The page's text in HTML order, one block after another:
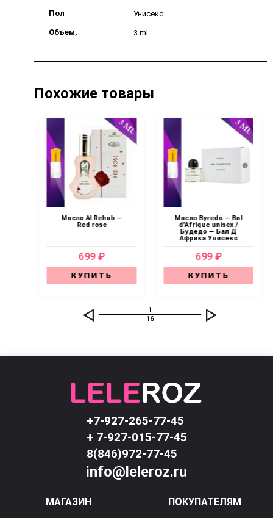
Пол
Унисекс
Объем,
3 ml
Похожие товары
Масло Al Rehab —
Red rose
699 ₽
КУПИТЬ
Масло Byredo — Bal
d’Afrique unisex /
Будедо — Бал Д
Африка Унисекс
699 ₽
КУПИТЬ
1
16
+7-927-265-77-45
+ 7-927-015-77-45
8(846)972-77-45
info@leleroz.ru
МАГАЗИН ПОКУПАТЕЛЯМ